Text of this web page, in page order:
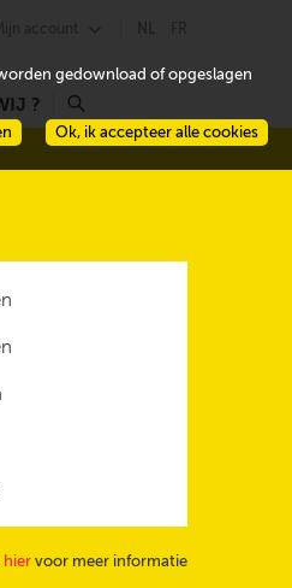
? r
hiervoor meer informatie
gedownload of opgeslagen
Ok, ik accepteer alle cookies